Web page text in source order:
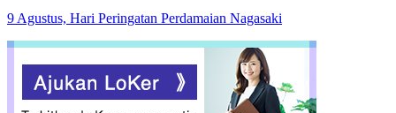
9 Agustus, Hari Peringatan Perdamaian Nagasaki